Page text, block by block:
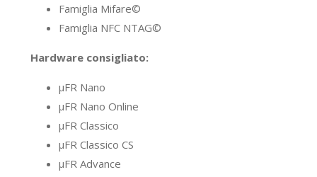
Famiglia Mifare©
Famiglia NFC NTAG©
Hardware consigliato:
μFR Nano
μFR Nano Online
μFR Classico
μFR Classico CS
μFR Advance